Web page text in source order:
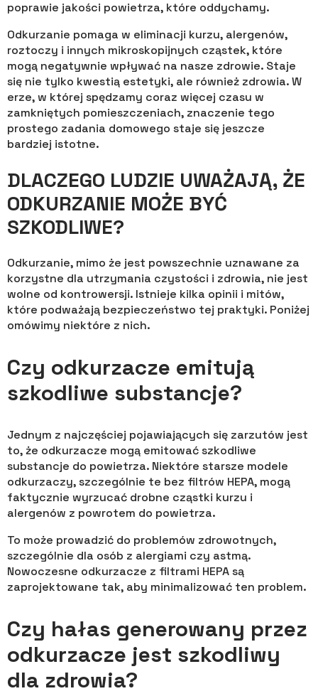
poprawie jakości powietrza, które oddychamy.
Odkurzanie pomaga w eliminacji kurzu, alergenów,
roztoczy i innych mikroskopijnych cząstek, które
mogą negatywnie wpływać na nasze zdrowie. Staje
się nie tylko kwestią estetyki, ale również zdrowia. W
erze, w której spędzamy coraz więcej czasu w
zamkniętych pomieszczeniach, znaczenie tego
prostego zadania domowego staje się jeszcze
bardziej istotne.
DLACZEGO LUDZIE UWAŻAJĄ, ŻE
ODKURZANIE MOŻE BYĆ
SZKODLIWE?
Odkurzanie, mimo że jest powszechnie uznawane za
korzystne dla utrzymania czystości i zdrowia, nie jest
wolne od kontrowersji. Istnieje kilka opinii i mitów,
które podważają bezpieczeństwo tej praktyki. Poniżej
omówimy niektóre z nich.
Czy odkurzacze emitują
szkodliwe substancje?
Jednym z najczęściej pojawiających się zarzutów jest
to, że odkurzacze mogą emitować szkodliwe
substancje do powietrza. Niektóre starsze modele
odkurzaczy, szczególnie te bez filtrów HEPA, mogą
faktycznie wyrzucać drobne cząstki kurzu i
alergenów z powrotem do powietrza.
To może prowadzić do problemów zdrowotnych,
szczególnie dla osób z alergiami czy astmą.
Nowoczesne odkurzacze z filtrami HEPA są
zaprojektowane tak, aby minimalizować ten problem.
Czy hałas generowany przez
odkurzacze jest szkodliwy
dla zdrowia?